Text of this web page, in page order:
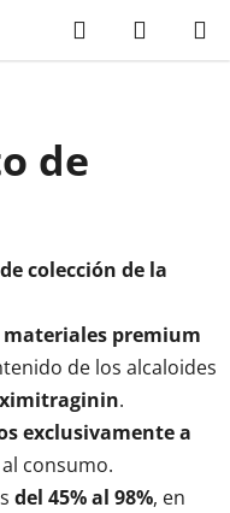
Buscar
en
CESTA
DE
de
colección de la
materiales premium
de los alcaloides
.
exclusivamente a
consumo.
del 45% al 98%, en